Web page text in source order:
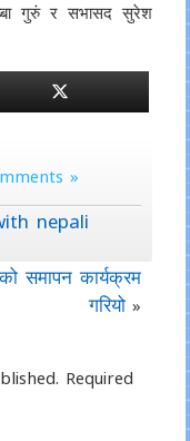
गुरुं र सभासद सुरेश
»
nepali
समापन कार्यक्रम
गरियो »
Required